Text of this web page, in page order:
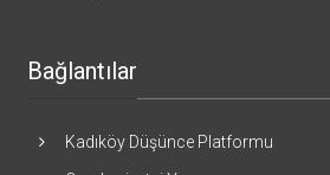
Bağlantılar
Kadıköy Düşünce Platformu